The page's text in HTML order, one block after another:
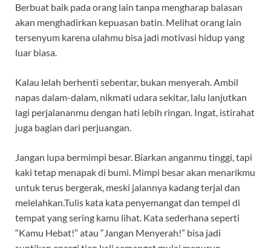
Berbuat baik pada orang lain tanpa mengharap balasan
akan menghadirkan kepuasan batin. Melihat orang lain
tersenyum karena ulahmu bisa jadi motivasi hidup yang
luar biasa.
Kalau lelah berhenti sebentar, bukan menyerah. Ambil
napas dalam-dalam, nikmati udara sekitar, lalu lanjutkan
lagi perjalananmu dengan hati lebih ringan. Ingat, istirahat
juga bagian dari perjuangan.
Jangan lupa bermimpi besar. Biarkan anganmu tinggi, tapi
kaki tetap menapak di bumi. Mimpi besar akan menarikmu
untuk terus bergerak, meski jalannya kadang terjal dan
melelahkan.Tulis kata kata penyemangat dan tempel di
tempat yang sering kamu lihat. Kata sederhana seperti
“Kamu Hebat!” atau “Jangan Menyerah!” bisa jadi